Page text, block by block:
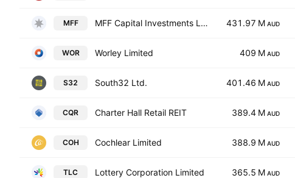
MFF MFF Capital Investments Ltd. 431.97 M AUD
WOR Worley Limited 409 M AUD
S32 South32 Ltd. 401.46 M AUD
CQR Charter Hall Retail REIT 389.4 M AUD
COH Cochlear Limited 388.9 M AUD
TLC Lottery Corporation Limited 365.5 M AUD